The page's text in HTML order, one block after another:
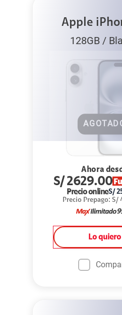
Apple
128GB /
Ahora
S/ 2629.00
Precio onlineS/
Precio Prepago: S/
Lo quiero